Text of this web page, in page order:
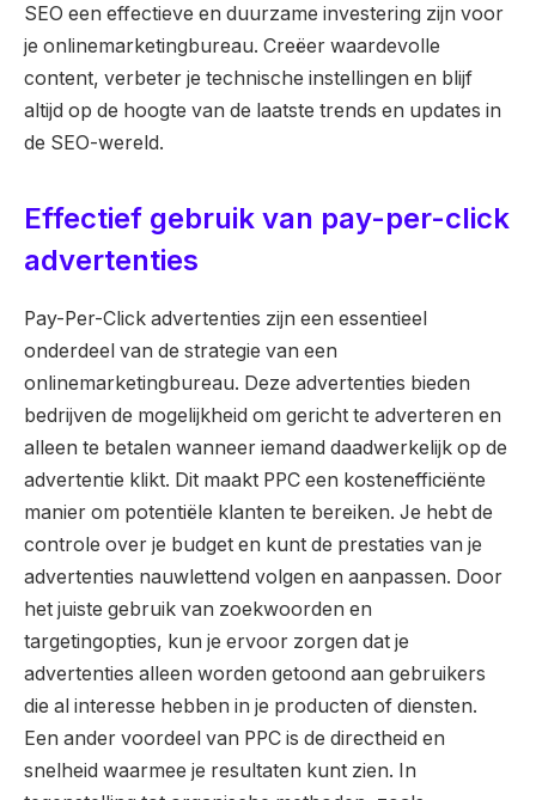
SEO een effectieve en duurzame investering zijn voor
je onlinemarketingbureau. Creëer waardevolle
content, verbeter je technische instellingen en blijf
altijd op de hoogte van de laatste trends en updates in
de SEO-wereld.
Effectief gebruik van pay-per-click
advertenties
Pay-Per-Click advertenties zijn een essentieel
onderdeel van de strategie van een
onlinemarketingbureau. Deze advertenties bieden
bedrijven de mogelijkheid om gericht te adverteren en
alleen te betalen wanneer iemand daadwerkelijk op de
advertentie klikt. Dit maakt PPC een kostenefficiënte
manier om potentiële klanten te bereiken. Je hebt de
controle over je budget en kunt de prestaties van je
advertenties nauwlettend volgen en aanpassen. Door
het juiste gebruik van zoekwoorden en
targetingopties, kun je ervoor zorgen dat je
advertenties alleen worden getoond aan gebruikers
die al interesse hebben in je producten of diensten.
Een ander voordeel van PPC is de directheid en
snelheid waarmee je resultaten kunt zien. In